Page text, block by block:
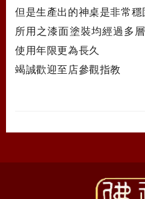
但是生產出的神桌是非常穩
所用之漆面塗裝均經過多
使用年限更為長久
竭誠歡迎至店參觀指教